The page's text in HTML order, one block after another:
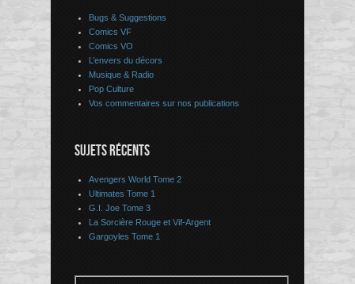
Bugs & Suggestions
Comics VF
Comics VO
L’envers du décors
Musique & Radio
Pop Culture
Vos commentaires sur nos publications
SUJETS RÉCENTS
Avengers World Tome 2
Ultimates Tome 1
G.I. Joe Tome 3
La Sorcière Rouge et Vif-Argent
Gargoyles Tome 1